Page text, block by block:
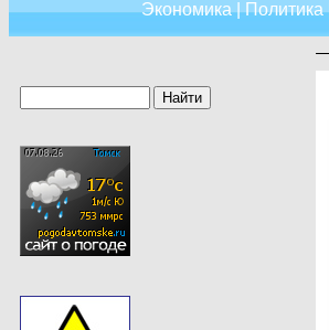
Экономика|Политика